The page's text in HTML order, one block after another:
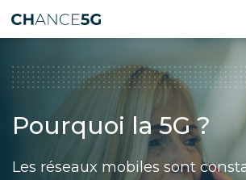
Pourquoi la 5G ?
Les réseaux mobiles sont